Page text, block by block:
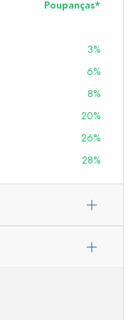
Poupanças*
3%
6%
8%
20%
26%
28%